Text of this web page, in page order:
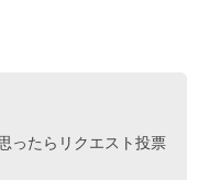
ったらリクエスト投票